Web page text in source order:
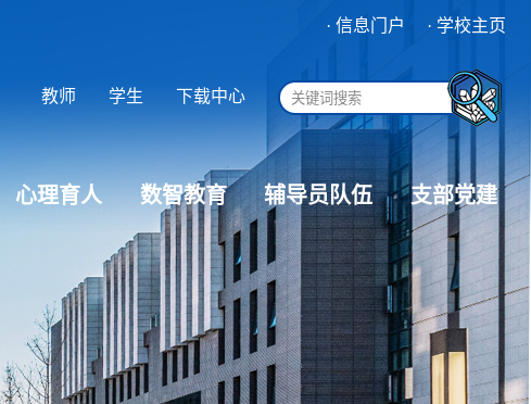
· 学校主页
· 信息门户
教师 学生 下载中心
心理育人 数智教育 辅导员队伍 支部党建